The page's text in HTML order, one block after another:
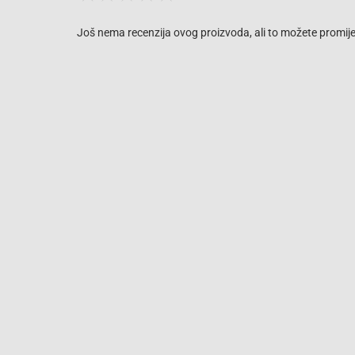
Još nema recenzija ovog proizvoda, ali to možete